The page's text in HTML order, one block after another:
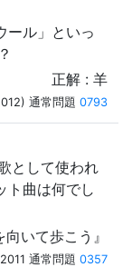
ール」といっ
正解 : 羊
通常問題 0793
として使われ
ト曲は何でし
いて歩こう』
通常問題 0357